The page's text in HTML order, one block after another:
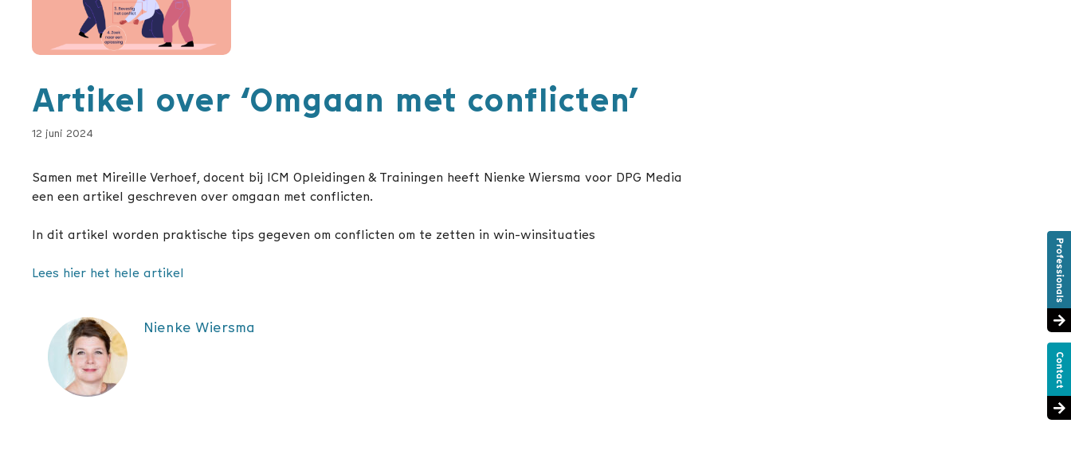
Artikel over ‘Omgaan met conflicten’
12 juni 2024
Samen met Mireille Verhoef, docent bij ICM Opleidingen & Trainingen heeft Nienke Wiersma voor DPG Media
een een artikel geschreven over omgaan met conflicten.
In dit artikel worden praktische tips gegeven om conflicten om te zetten in win-winsituaties
Lees hier het hele artikel
Nienke Wiersma